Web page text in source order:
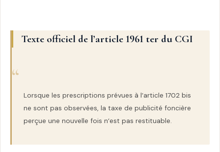
Texte officiel de l’article 1961 ter du CGI
Lorsque les prescriptions prévues à l’article 1702 bis
ne sont pas observées, la taxe de publicité foncière
perçue une nouvelle fois n’est pas restituable.